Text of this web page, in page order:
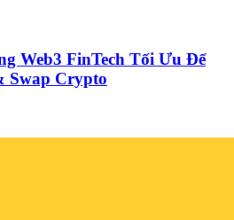
Web3 FinTech Tối Ưu Để
Swap Crypto